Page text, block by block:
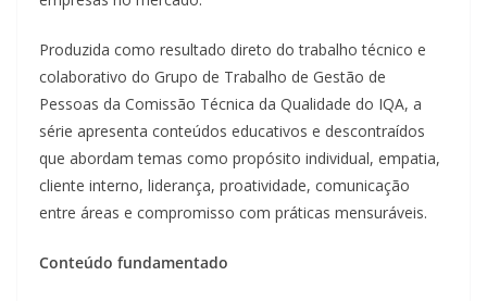
Produzida como resultado direto do trabalho técnico e
colaborativo do Grupo de Trabalho de Gestão de
Pessoas da Comissão Técnica da Qualidade do IQA, a
série apresenta conteúdos educativos e descontraídos
que abordam temas como propósito individual, empatia,
cliente interno, liderança, proatividade, comunicação
entre áreas e compromisso com práticas mensuráveis.
Conteúdo fundamentado